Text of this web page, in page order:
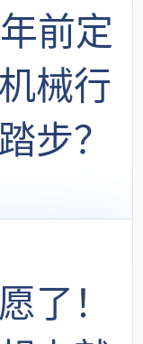
前定
械行
步？
了！